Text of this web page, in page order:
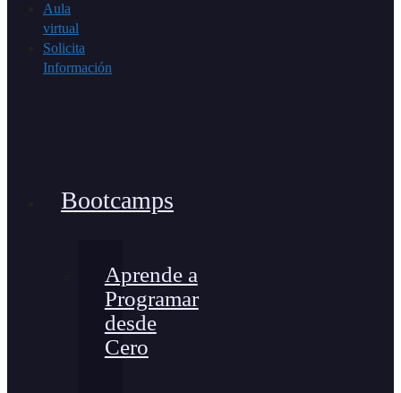
Aula
virtual
Solicita
Información
Bootcamps
Aprende a
Programar
desde
Cero